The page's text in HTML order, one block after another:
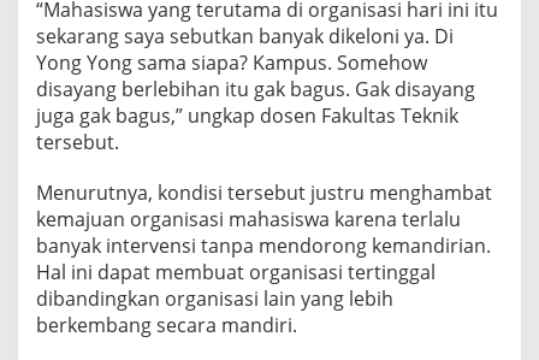
“Mahasiswa yang terutama di organisasi hari ini itu
sekarang saya sebutkan banyak dikeloni ya. Di
Yong Yong sama siapa? Kampus. Somehow
disayang berlebihan itu gak bagus. Gak disayang
juga gak bagus,” ungkap dosen Fakultas Teknik
tersebut.
Menurutnya, kondisi tersebut justru menghambat
kemajuan organisasi mahasiswa karena terlalu
banyak intervensi tanpa mendorong kemandirian.
Hal ini dapat membuat organisasi tertinggal
dibandingkan organisasi lain yang lebih
berkembang secara mandiri.